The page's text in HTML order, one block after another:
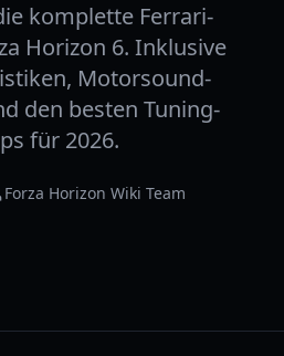
komplette Ferrari-
Horizon 6. Inklusive
Motorsound-
den besten Tuning-
für 2026.
Forza Horizon Wiki Team